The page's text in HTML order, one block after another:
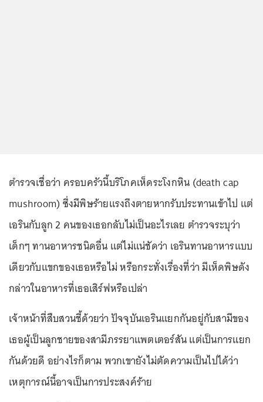
ตำรวจเชื่อว่า ครอบครัวนี้บริโภคเห็ดระโงกหิน (death cap
mushroom) ซึ่งมีพิษร้ายแรงถึงตายหากรับประทานเข้าไป แต่
เอรินกับลูก 2 คนของเธอกลับไม่เป็นอะไรเลย ตำรวจระบุว่า
เด็กๆ ทานอาหารชนิดอื่น แต่ไม่แน่ชัดว่า เอรินทานอาหารแบบ
เดียวกับแขกของเธอหรือไม่ หรือกระทั่งเรื่องที่ว่า มีเห็ดพิษดัง
กล่าวในอาหารที่เธอเสิร์ฟหรือเปล่า
เจ้าหน้าที่สืบสวนชี้ด้วยว่า ปัจจุบันเอรินแยกกันอยู่กับสามีของ
เธอผู้เป็นลูกชายของสามีภรรยาแพตเตอร์สัน แต่เป็นการแยก
กันด้วยดี อย่างไรก็ตาม พวกเขายังไม่ตัดความเป็นไปได้ว่า
เหตุการณ์นี้อาจเป็นการประสงค์ร้าย